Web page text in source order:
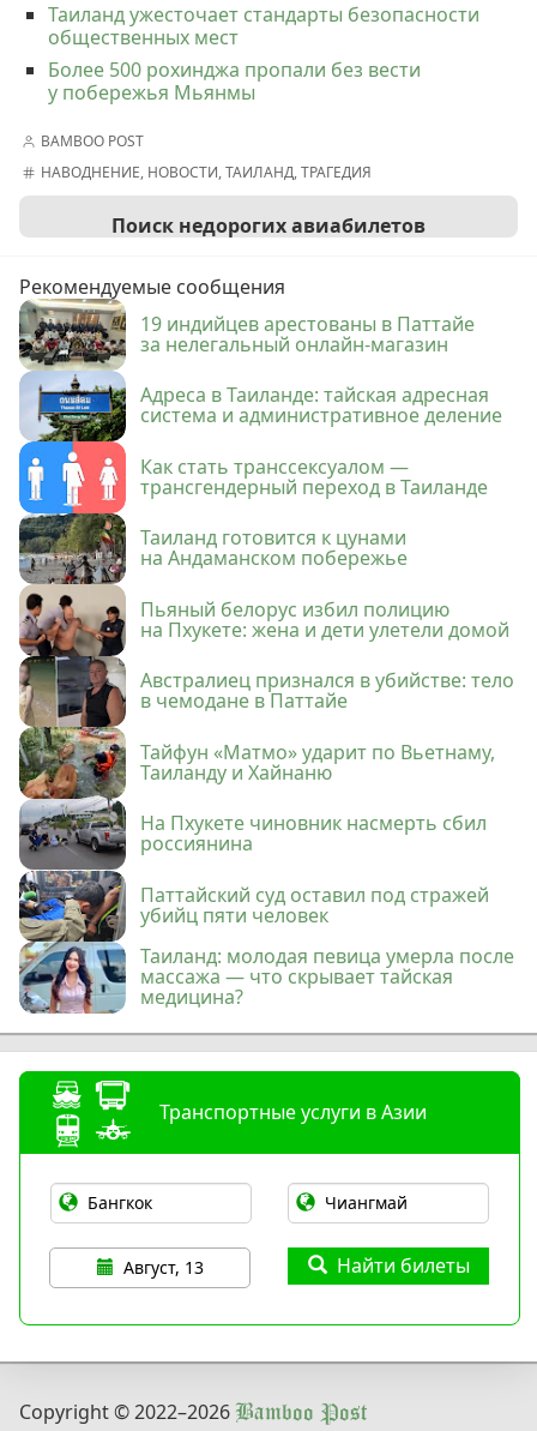
Таиланд ужесточает стандарты безопасности
общественных мест
Более 500 рохинджа пропали без вести
у побережья Мьянмы
BAMBOO POST
НАВОДНЕНИЕ, НОВОСТИ,ТАИЛАНД,ТРАГЕДИЯ
Поиск недорогих авиабилетов
Рекомендуемые сообщения
19 индийцев арестованы в Паттайе
за нелегальный онлайн-магазин
Адреса в Таиланде: тайская адресная
система и административное деление
Как стать транссексуалом —
трансгендерный переход в Таиланде
Таиланд готовится к цунами
на Андаманском побережье
Пьяный белорус избил полицию
на Пхукете: жена и дети улетели домой
Австралиец признался в убийстве: тело
в чемодане в Паттайе
Тайфун «Матмо» ударит по Вьетнаму,
Таиланду и Хайнаню
На Пхукете чиновник насмерть сбил
россиянина
Паттайский суд оставил под стражей
убийц пяти человек
Таиланд: молодая певица умерла после
массажа — что скрывает тайская
медицина?
Транспортные услуги в Азии
Август, 13 Найти билеты
Copyright © 2022–2026 Bamboo Post